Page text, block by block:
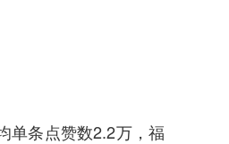
单条点赞数2.2万，福